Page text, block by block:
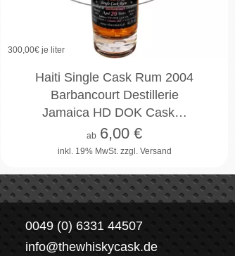
300,00€ je liter
Haiti Single Cask Rum 2004
Barbancourt Destillerie
Jamaica HD DOK Cask…
inkl. 19% MwSt. zzgl. Versand
ab 6,00 €
0049 (0) 6331 44507
info@thewhiskycask.de